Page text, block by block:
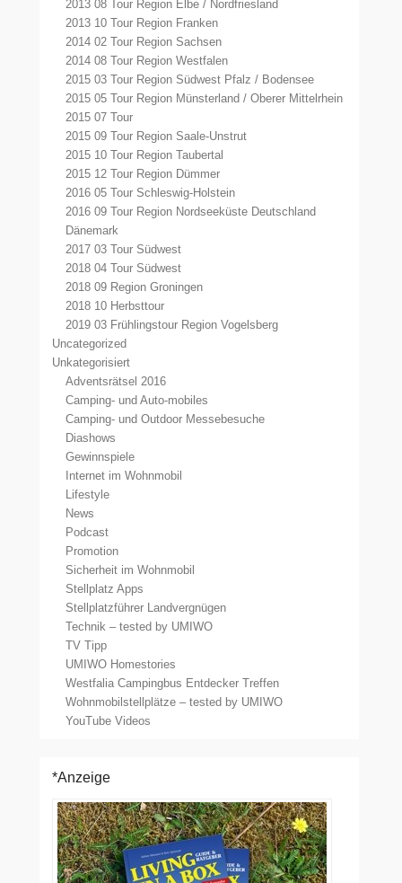
2013 08 Tour Region Elbe / Nordfriesland
2013 10 Tour Region Franken
2014 02 Tour Region Sachsen
2014 08 Tour Region Westfalen
2015 03 Tour Region Südwest Pfalz / Bodensee
2015 05 Tour Region Münsterland / Oberer Mittelrhein
2015 07 Tour
2015 09 Tour Region Saale-Unstrut
2015 10 Tour Region Taubertal
2015 12 Tour Region Dümmer
2016 05 Tour Schleswig-Holstein
2016 09 Tour Region Nordseeküste Deutschland
Dänemark
2017 03 Tour Südwest
2018 04 Tour Südwest
2018 09 Region Groningen
2018 10 Herbsttour
2019 03 Frühlingstour Region Vogelsberg
Uncategorized
Unkategorisiert
Adventsrätsel 2016
Camping- und Auto-mobiles
Camping- und Outdoor Messebesuche
Diashows
Gewinnspiele
Internet im Wohnmobil
Lifestyle
News
Podcast
Promotion
Sicherheit im Wohnmobil
Stellplatz Apps
Stellplatzführer Landvergnügen
Technik – tested by UMIWO
TV Tipp
UMIWO Homestories
Westfalia Campingbus Entdecker Treffen
Wohnmobilstellplätze – tested by UMIWO
YouTube Videos
*Anzeige